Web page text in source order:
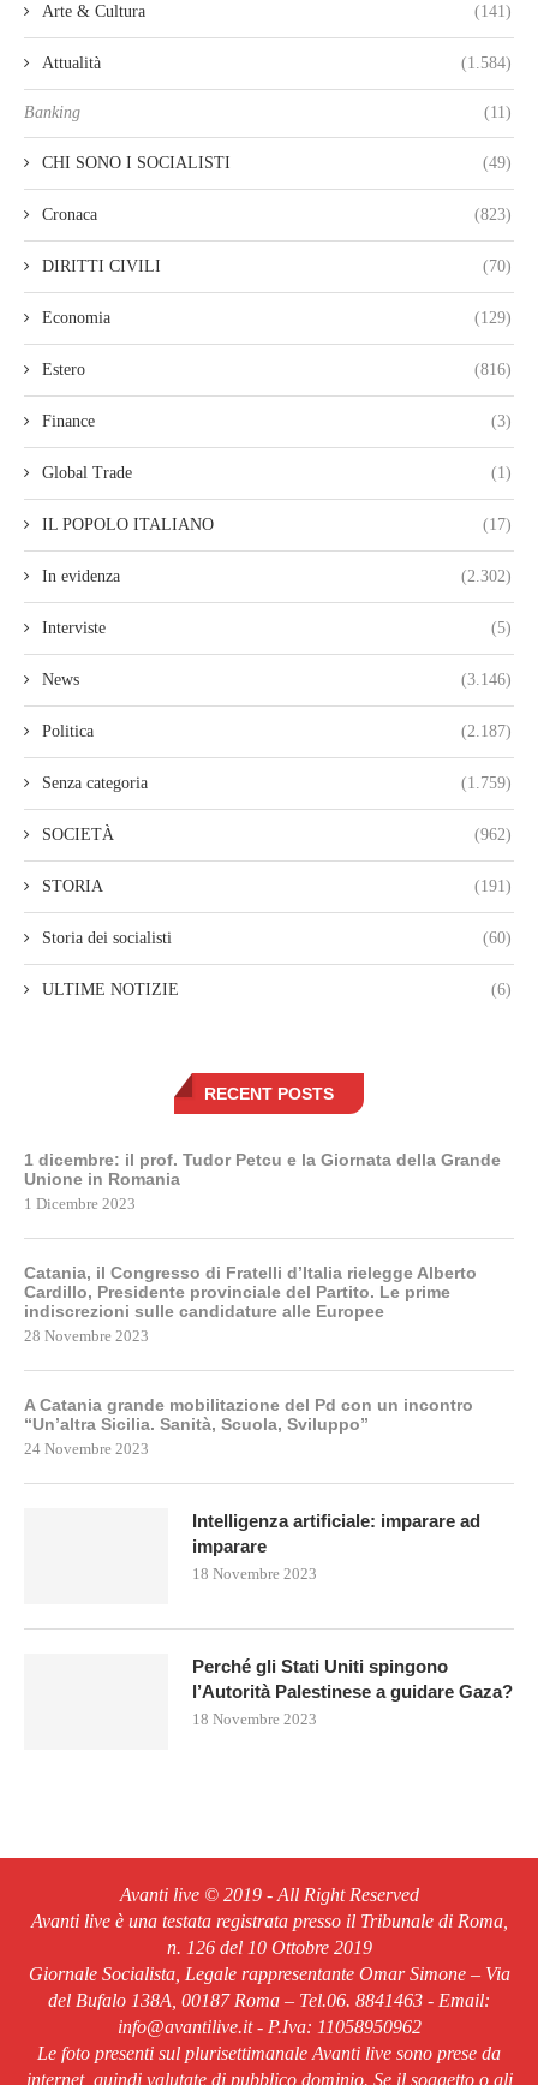
Arte & Cultura (141)
Attualità (1.584)
Banking (11)
CHI SONO I SOCIALISTI (49)
Cronaca (823)
DIRITTI CIVILI (70)
Economia (129)
Estero (816)
Finance (3)
Global Trade (1)
IL POPOLO ITALIANO (17)
In evidenza (2.302)
Interviste (5)
News (3.146)
Politica (2.187)
Senza categoria (1.759)
SOCIETÀ (962)
STORIA (191)
Storia dei socialisti (60)
ULTIME NOTIZIE (6)
RECENT POSTS
1 dicembre: il prof. Tudor Petcu e la Giornata della Grande
Unione in Romania
1 Dicembre 2023
Catania, il Congresso di Fratelli d’Italia rielegge Alberto
Cardillo, Presidente provinciale del Partito. Le prime
indiscrezioni sulle candidature alle Europee
28 Novembre 2023
A Catania grande mobilitazione del Pd con un incontro
“Un’altra Sicilia. Sanità, Scuola, Sviluppo”
24 Novembre 2023
Intelligenza artificiale: imparare ad
imparare
18 Novembre 2023
Perché gli Stati Uniti spingono
l’Autorità Palestinese a guidare Gaza?
18 Novembre 2023
Avanti live © 2019 - All Right Reserved
Avanti live è una testata registrata presso il Tribunale di Roma,
n. 126 del 10 Ottobre 2019
Giornale Socialista, Legale rappresentante Omar Simone – Via
del Bufalo 138A, 00187 Roma – Tel.06. 8841463 - Email:
info@avantilive.it - P.Iva: 11058950962
Le foto presenti sul plurisettimanale Avanti live sono prese da
internet, quindi valutate di pubblico dominio. Se il soggetto o gli